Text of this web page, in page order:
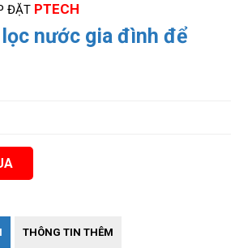
ĐẶT PTECH
nước gia đình để
THÔNG TIN THÊM